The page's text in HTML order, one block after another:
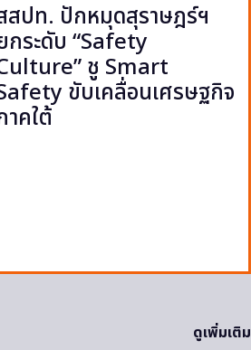
สปท. ปักหมุดสุราษฎร์ฯ
กระดับ “Safety
ชู Smart
ขับเคลื่อนเศรษฐกิจ
าคใต้
ดูเพิ่มเติม